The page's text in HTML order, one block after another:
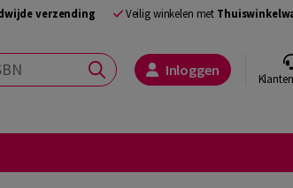
verzending Veilig winkelen met
Inloggen